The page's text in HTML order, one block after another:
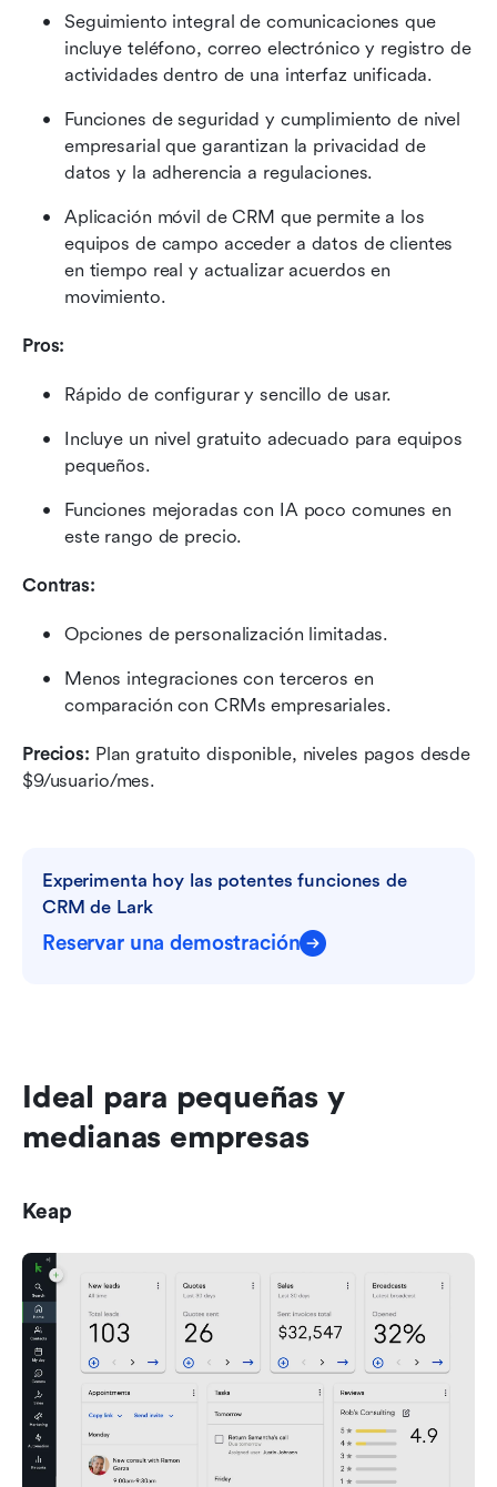
Seguimiento integral de comunicaciones que
incluye teléfono, correo electrónico y registro de
actividades dentro de una interfaz unificada.
Funciones de seguridad y cumplimiento de nivel
empresarial que garantizan la privacidad de
datos y la adherencia a regulaciones.
Aplicación móvil de CRM que permite a los
equipos de campo acceder a datos de clientes
en tiempo real y actualizar acuerdos en
movimiento.
Pros:
Rápido de configurar y sencillo de usar.
Incluye un nivel gratuito adecuado para equipos
pequeños.
Funciones mejoradas con IA poco comunes en
este rango de precio.
Contras:
Opciones de personalización limitadas.
Menos integraciones con terceros en
comparación con CRMs empresariales.
Precios: Plan gratuito disponible, niveles pagos desde
$9/usuario/mes.
Experimenta hoy las potentes funciones de
CRM de Lark
Reservar una demostración
Ideal para pequeñas y
medianas empresas
Keap